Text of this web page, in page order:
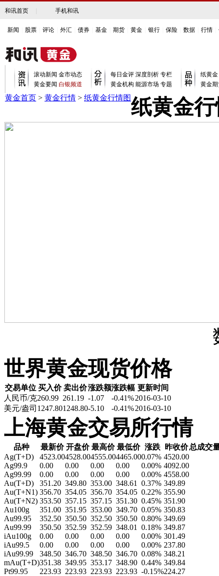
和讯首页 手机和讯
新闻 股票 评论 外汇 债券 基金 期货 黄金 银行 保险 数据 行情
滚动新闻 金市动态
黄金要闻 白银频道
每日金评 深度剖析 专栏
黄金机构 能源市场 专题
纸黄金
黄金
黄金首页 > 黄金行情 > 纸黄金行情图纸黄金
世界黄金现货价格
交易单位 买入价 卖出价涨跌额涨跌幅 更新时间
人民币/克260.99 261.19 -1.07 -0.41%2016-03-10
美元/盎司 1247.801248.80-5.10 -0.41%2016-03-10
上海黄金交易所行情
品种 最新价 开盘价 最高价 最低价 涨跌 昨收价总成交
Ag(T+D)
4523.004528.004555.004465.000.07% 4520.00
Ag99.9
0.00 0.00 0.00 0.00 0.00% 4092.00
Ag99.99
0.00 0.00 0.00 0.00 0.00% 4558.00
Au(T+D)
351.20 349.80 353.00 348.61 0.37% 349.89
Au(T+N1) 356.70 354.05 356.70 354.05 0.22% 355.90
Au(T+N2) 353.50 357.15 357.15 351.30 0.45% 351.90
Au100g
351.00 351.95 353.00 349.70 0.05% 350.83
Au99.95
352.50 350.50 352.50 350.50 0.80% 349.69
Au99.99
350.50 352.59 352.59 348.01 0.18% 349.87
iAu100g
0.00 0.00 0.00 0.00 0.00% 301.49
iAu99.5
0.00 0.00 0.00 0.00 0.00% 237.80
iAu99.99
348.50 346.70 348.50 346.70 0.08% 348.21
mAu(T+D)351.38 349.95 353.17 348.90 0.44% 349.84
Pt99.95
223.93 223.93 223.93 223.93 -0.15%224.27